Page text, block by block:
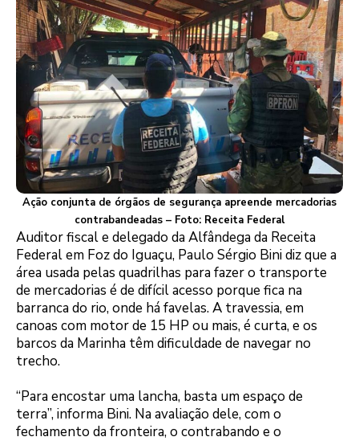
Ação conjunta de órgãos de segurança apreende mercadorias
contrabandeadas – Foto: Receita Federal
Auditor fiscal e delegado da Alfândega da Receita
Federal em Foz do Iguaçu, Paulo Sérgio Bini diz que a
área usada pelas quadrilhas para fazer o transporte
de mercadorias é de difícil acesso porque fica na
barranca do rio, onde há favelas. A travessia, em
canoas com motor de 15 HP ou mais, é curta, e os
barcos da Marinha têm dificuldade de navegar no
trecho.
“Para encostar uma lancha, basta um espaço de
terra”, informa Bini. Na avaliação dele, com o
fechamento da fronteira, o contrabando e o